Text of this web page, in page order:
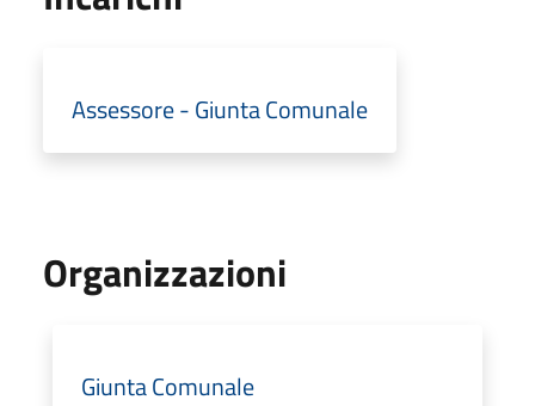
Assessore - Giunta Comunale
Organizzazioni
Giunta Comunale